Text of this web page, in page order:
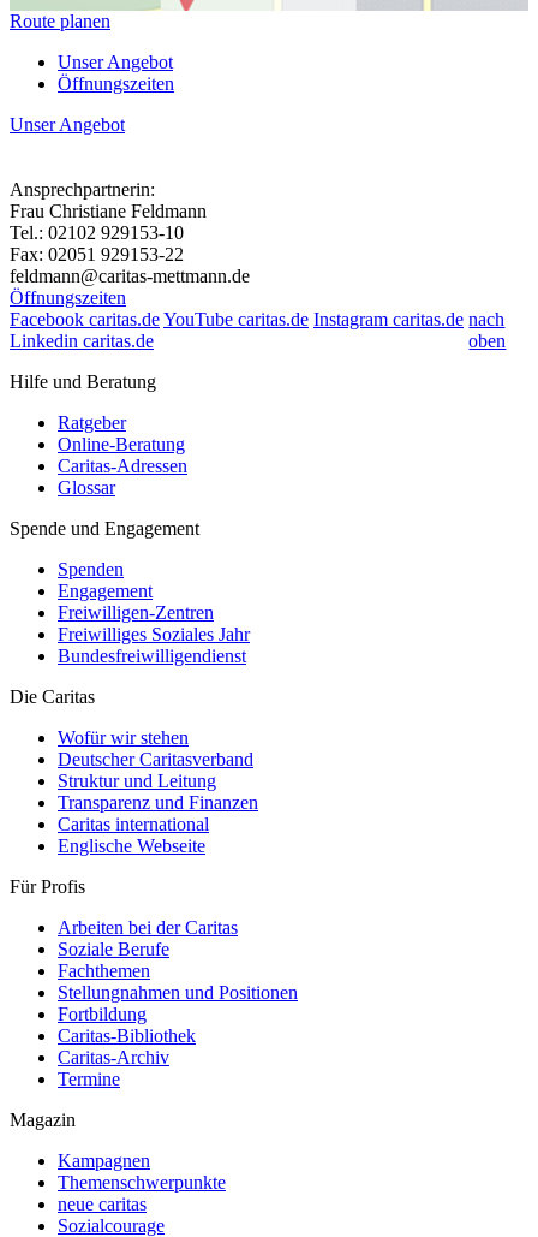
Route planen
Unser Angebot
Öffnungszeiten
Unser Angebot
Ansprechpartnerin:
Frau Christiane Feldmann
Tel.: 02102 929153-10
Fax: 02051 929153-22
feldmann@caritas-mettmann.de
Öffnungszeiten
dienstags 9:00 - 12:30 Uhr
Facebook caritas.deYouTube caritas.de Instagram caritas.de
Linkedin caritas.de
nach
oben
Hilfe und Beratung
Ratgeber
Online-Beratung
Caritas-Adressen
Glossar
Spende und Engagement
Spenden
Engagement
Freiwilligen-Zentren
Freiwilliges Soziales Jahr
Bundesfreiwilligendienst
Die Caritas
Wofür wir stehen
Deutscher Caritasverband
Struktur und Leitung
Transparenz und Finanzen
Caritas international
Englische Webseite
Für Profis
Arbeiten bei der Caritas
Soziale Berufe
Fachthemen
Stellungnahmen und Positionen
Fortbildung
Caritas-Bibliothek
Caritas-Archiv
Termine
Magazin
Kampagnen
Themenschwerpunkte
neue caritas
Sozialcourage